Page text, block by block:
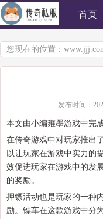
首页
您现在的位置：
发布时间：
本文由小编雍墨游戏中完
在传奇游戏中对玩家推出
以让玩家在游戏中实力的
效促进玩家在游戏中的发
的奖励。
押镖活动也是玩家的一种
励。镖车在这款游戏中分